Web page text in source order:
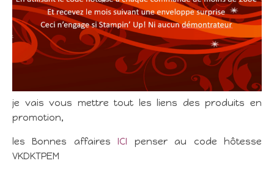
je vais vous mettre tout les liens des produits en
promotion,
les Bonnes affairesICI penser au code hôtesse
VKDKTPEM